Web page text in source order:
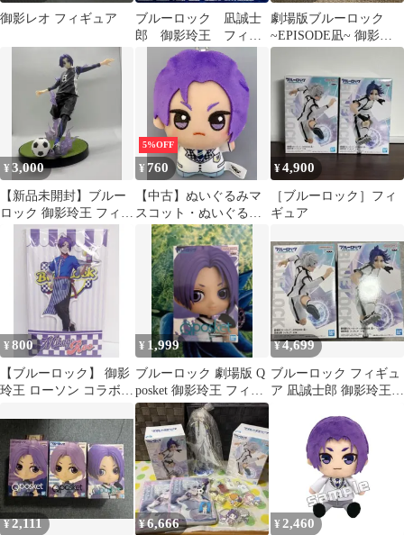
御影レオ フィギュア
ブルーロック 凪誠士
郎 御影玲王 フィギ
ュア Q posket
劇場版ブルーロック
~EPISODE凪~ 御影玲
王フィギュア
¥3,000
【新品未開封】ブルー
ロック 御影玲王 フィギ
ュア
5%OFF
¥760
【中古】ぬいぐるみマ
スコット・ぬいぐるみ
バッジ 御影玲王 D(制
服) ちびぐるみ～凪誠
士郎・御影玲王～ 「劇
場版ブルーロック -
EPISODE 凪-」
¥4,900
［ブルーロック］フィ
ギュア
¥ 800
【ブルーロック】 御影
玲王 ローソン コラボ
スタ アクリルフィギュ
ア 劇場版 260126W003
¥ 1,999
ブルーロック 劇場版 Q
posket 御影玲王 フィギ
ュア
¥4,699
ブルーロック フィギュ
ア 凪誠士郎 御影玲王 2
¥2,111 ¥6,666 ¥ 2,460